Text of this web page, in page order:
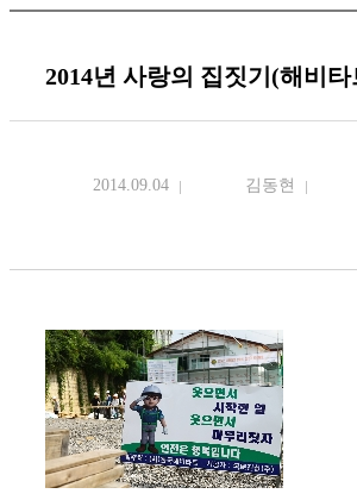
2014년 사랑의 집짓기(해비타
2014.09.04 김동현